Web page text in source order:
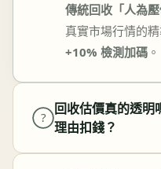
傳統回收「人為
真實市場行情的
+10% 檢測加碼 。
?
回收估價真的透明
理由扣錢？